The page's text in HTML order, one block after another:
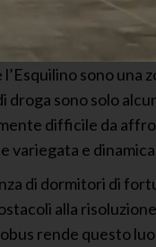
l’Esquilino sono una
droga sono solo
difficile da
variegata e
di dormitori di
alla
rende questo